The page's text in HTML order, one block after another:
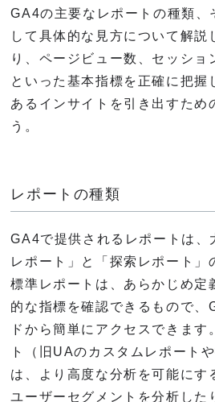
GA4の主要なレポートの種類、
して具体的な見方について解説
り、ページビュー数、セッショ
といった基本指標を正確に把握
あるインサイトを引き出すため
う。
レポートの種類
GA4で提供されるレポートは、
レポート」と「探索レポート」
標準レポートは、あらかじめ定
的な指標を確認できるもので、
ドから簡単にアクセスできます
ト（旧UAのカスタムレポート
は、より高度な分析を可能にす
ユーザーセグメントを分析した